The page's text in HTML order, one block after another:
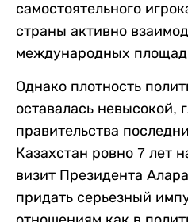
самостоятельного
страны активно
международных
Однако плотность
оставалась невысокой,
правительства
Казахстан ровно 7 лет
визит Президента
придать серьезный